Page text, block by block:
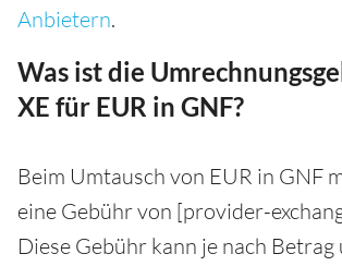
Anbietern.
Was ist die
XE für EUR in GNF?
Beim Umtausch von EUR in GNF
eine Gebühr von [provider-
Diese Gebühr kann je nach Betrag